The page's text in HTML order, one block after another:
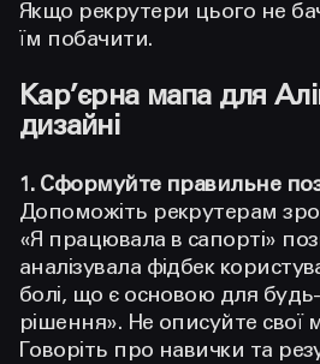
Якщо рекрутери цього не
їм побачити.
Кар’єрна мапа для
дизайні
1. Сформуйте правильне
Допоможіть рекрутерам
«Я працювала в сапорті»
аналізувала фідбек
болі, що є основою для
рішення». Не описуйте свої
Говоріть про навички та